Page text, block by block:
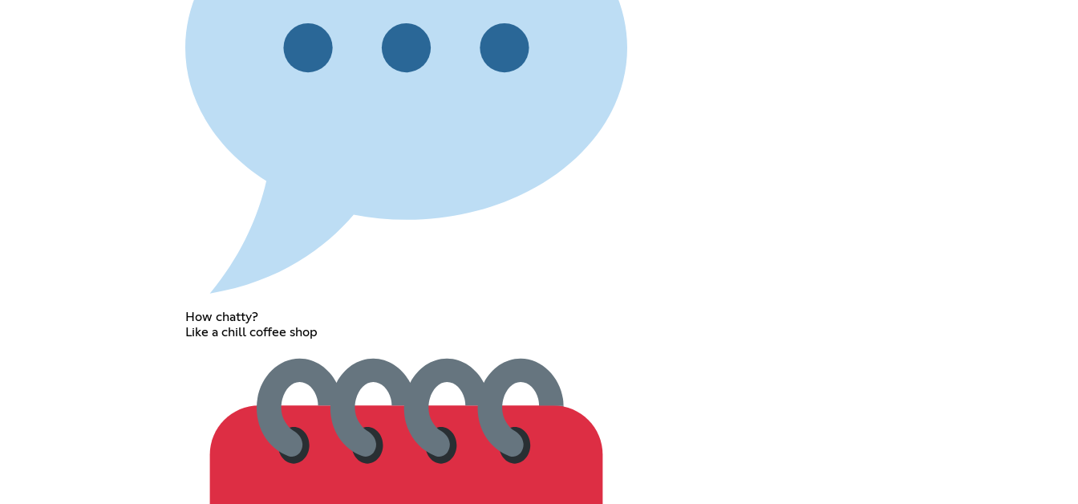
How chatty?
Like a chill coffee shop